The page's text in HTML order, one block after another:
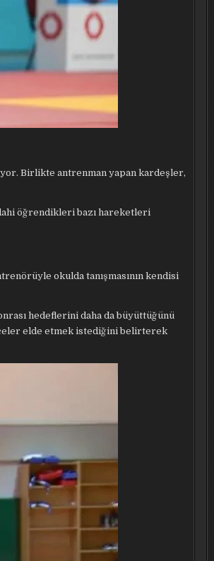
Birlikte antrenman yapan kardeşler,
öğrendikleri bazı hareketleri
okulda tanışmasının kendisi
hedeflerini daha da büyüttüğünü
elde etmek istediğini belirterek